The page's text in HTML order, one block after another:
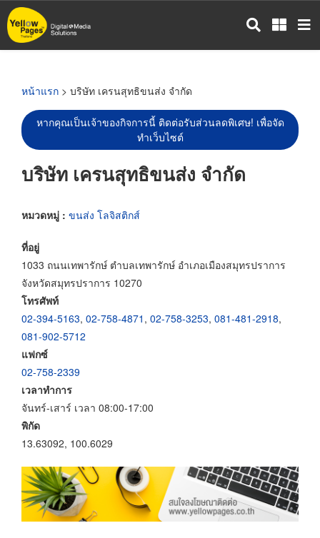
ข้าม
ไป
หน้าแรก > บริษัท เครนสุทธิขนส่ง จำกัด
หากคุณเป็นเจ้าของกิจการนี้ ติดต่อรับส่วนลดพิเศษ! เพื่อจัด
ทำเว็บไซต์
บริษัท เครนสุทธิขนส่ง จำกัด
หมวดหมู่ : ขนส่ง โลจิสติกส์
ที่อยู่
1033 ถนนเทพารักษ์ ตำบลเทพารักษ์ อำเภอเมืองสมุทรปราการ
จังหวัดสมุทรปราการ 10270
โทรศัพท์
02-394-5163, 02-758-4871 , 02-758-3253, 081-481-2918,
081-902-5712
แฟกซ์
02-758-2339
เวลาทำการ
จันทร์-เสาร์ เวลา 08:00-17:00
พิกัด
13.63092, 100.6029